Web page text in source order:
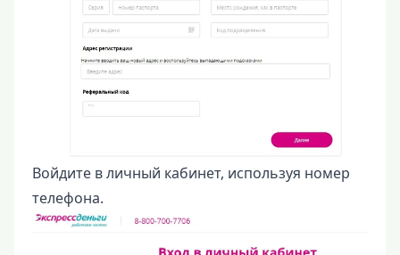
Войдите в личный кабинет, используя номер
телефона.